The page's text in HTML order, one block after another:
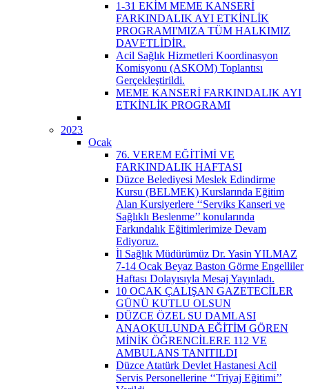
1-31 EKİM MEME KANSERİ
FARKINDALIK AYI ETKİNLİK
PROGRAMI'MIZA TÜM HALKIMIZ
DAVETLİDİR.
Acil Sağlık Hizmetleri Koordinasyon
Komisyonu (ASKOM) Toplantısı
Gerçekleştirildi.
MEME KANSERİ FARKINDALIK AYI
ETKİNLİK PROGRAMI
2023
Ocak
76. VEREM EĞİTİMİ VE
FARKINDALIK HAFTASI
Düzce Belediyesi Meslek Edindirme
Kursu (BELMEK) Kurslarında Eğitim
Alan Kursiyerlere ‘‘Serviks Kanseri ve
Sağlıklı Beslenme’’ konularında
Farkındalık Eğitimlerimize Devam
Ediyoruz.
İl Sağlık Müdürümüz Dr. Yasin YILMAZ
7-14 Ocak Beyaz Baston Görme Engelliler
Haftası Dolayısıyla Mesaj Yayınladı.
10 OCAK ÇALIŞAN GAZETECİLER
GÜNÜ KUTLU OLSUN
DÜZCE ÖZEL SU DAMLASI
ANAOKULUNDA EĞİTİM GÖREN
MİNİK ÖĞRENCİLERE 112 VE
AMBULANS TANITILDI
Düzce Atatürk Devlet Hastanesi Acil
Servis Personellerine ‘‘Triyaj Eğitimi’’